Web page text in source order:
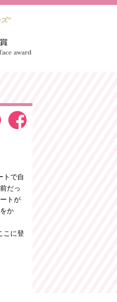
”
トで自
だっ
トが
か
こに登